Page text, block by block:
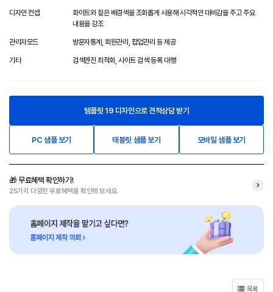
디자인 컨셉
화이트와 짙은 배경색을 조화롭게 사용해 시각적인 대비감을 주고 주요
내용을 강조
관리자모드 방문자통계, 회원관리, 팝업관리 등 제공
기타 검색엔진 최적화, 사이트 검색 등록 대행
템플릿 19 디자인으로 견적상담 받기
PC 샘플 보기 태블릿 샘플 보기 모바일 샘플 보기
🎁 무료혜택 확인하기!
25가지 다양한 무료혜택을 확인해 보세요.
목록